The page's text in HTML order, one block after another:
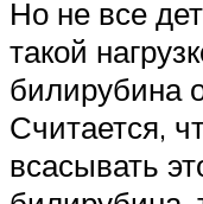
Но не все
такой
билирубина
Считается,
всасывать